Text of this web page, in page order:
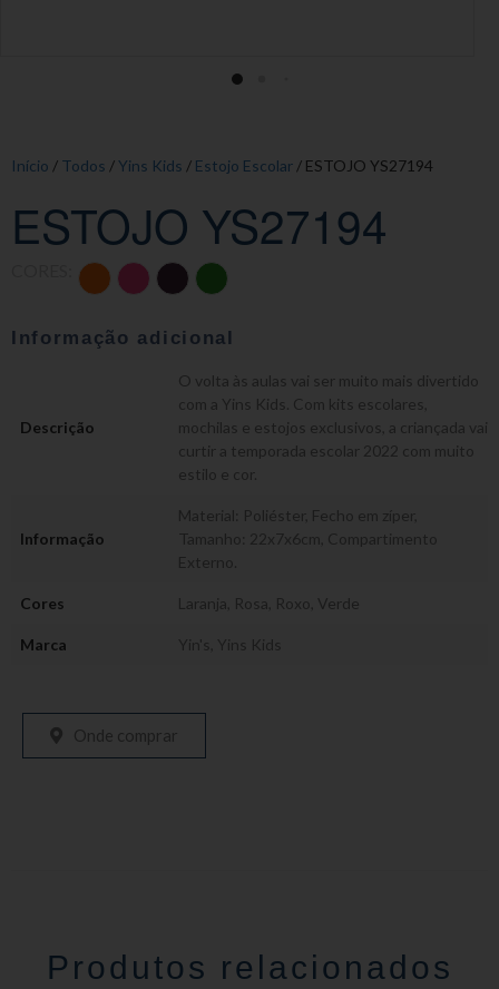
Início / Todos /Yins Kids / Estojo Escolar / ESTOJO YS27194
ESTOJO YS27194
Informação adicional
Descrição
O volta às aulas vai ser muito mais divertido
com a Yins Kids. Com kits escolares,
mochilas e estojos exclusivos, a criançada vai
curtir a temporada escolar 2022 com muito
estilo e cor.
Informação
Material: Poliéster, Fecho em zíper,
Tamanho: 22x7x6cm, Compartimento
Externo.
Cores Laranja Rosa Roxo Verde
Marca Yin's Yins Kids
Onde comprar
Produtos relacionados